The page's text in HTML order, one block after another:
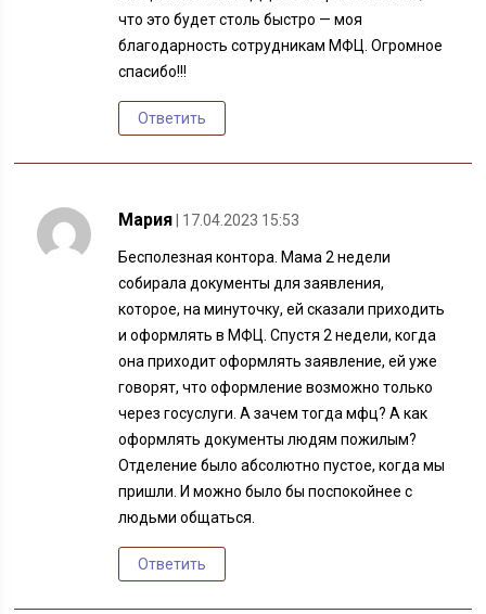
что это будет столь быстро — моя
благодарность сотрудникам МФЦ. Огромное
спасибо!!!
Ответить
Мария | 17.04.2023 15:53
Бесполезная контора. Мама 2 недели
собирала документы для заявления,
которое, на минуточку, ей сказали приходить
и оформлять в МФЦ. Спустя 2 недели, когда
она приходит оформлять заявление, ей уже
говорят, что оформление возможно только
через госуслуги. А зачем тогда мфц? А как
оформлять документы людям пожилым?
Отделение было абсолютно пустое, когда мы
пришли. И можно было бы поспокойнее с
людьми общаться.
Ответить